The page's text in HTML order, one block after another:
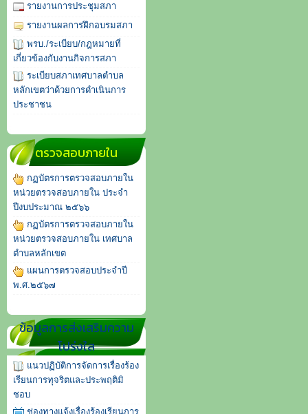
รายงานการประชุมสภา
รายงานผลการฝึกอบรมสภา
พรบ./ระเบียบ/กฎหมายที่
เกี่ยวข้องกับงานกิจการสภา
ระเบียบสภาเทศบาลตำบล
หลักเขตว่าด้วยการดำเนินการ
ประชาชน
ตรวจสอบภายใน
กฏบัตรการตรวจสอบภายใน
หน่วยตรวจสอบภายใน ประจำ
ปีงบประมาณ ๒๕๖๖
กฏบัตรการตรวจสอบภายใน
หน่วยตรวจสอบภายใน เทศบาล
ตำบลหลักเขต
แผนการตรวจสอบประจำปี
พ.ศ.๒๕๖๗
ข้อมูลการส่งเสริมความ
โปร่งใส
แนวปฏิบัติการจัดการเรื่องร้อง
เรียนการทุจริตและประพฤติมิ
ชอบ
ช่องทางแจ้งเรื่องร้องเรียนการ